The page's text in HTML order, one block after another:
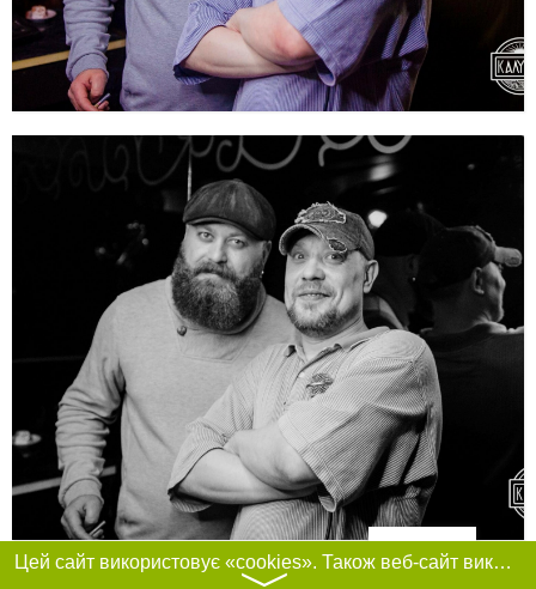
Фільтри
Цей сайт використовує «cookies». Також веб-сайт використовує інтернет-сервіс для збору технічних даних стосовно відвідувачів з метою отримання маркетингової та статистичної інформації. Умови обробки даних відвідувачів сайту див.
〉